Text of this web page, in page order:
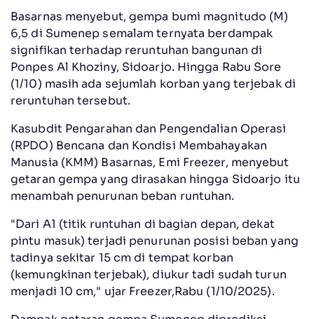
Basarnas menyebut, gempa bumi magnitudo (M)
6,5 di Sumenep semalam ternyata berdampak
signifikan terhadap reruntuhan bangunan di
Ponpes Al Khoziny, Sidoarjo. Hingga Rabu Sore
(1/10) masih ada sejumlah korban yang terjebak di
reruntuhan tersebut.
Kasubdit Pengarahan dan Pengendalian Operasi
(RPDO) Bencana dan Kondisi Membahayakan
Manusia (KMM) Basarnas, Emi Freezer, menyebut
getaran gempa yang dirasakan hingga Sidoarjo itu
menambah penurunan beban runtuhan.
"Dari A1 (titik runtuhan di bagian depan, dekat
pintu masuk) terjadi penurunan posisi beban yang
tadinya sekitar 15 cm di tempat korban
(kemungkinan terjebak), diukur tadi sudah turun
menjadi 10 cm," ujar Freezer,Rabu (1/10/2025).